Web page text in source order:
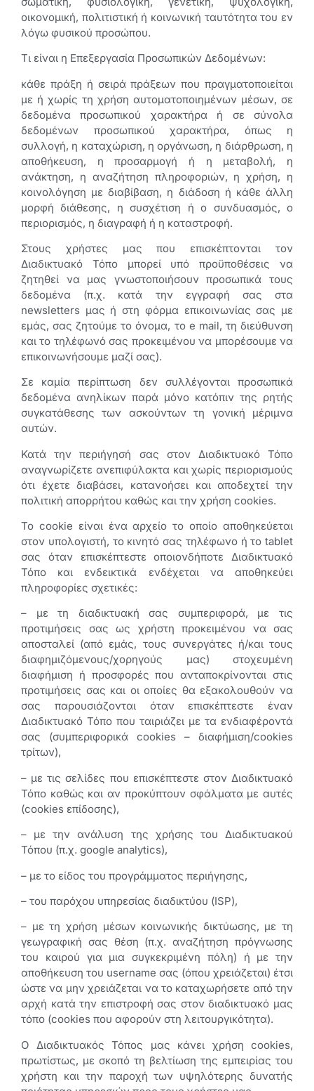
οικονομική, πολιτιστική ή κοινωνική ταυτότητα του εν
λόγω φυσικού προσώπου.
Τι είναι η Επεξεργασία Προσωπικών Δεδομένων:
κάθε πράξη ή σειρά πράξεων που πραγματοποιείται
με ή χωρίς τη χρήση αυτοματοποιημένων μέσων, σε
δεδομένα προσωπικού χαρακτήρα ή σε σύνολα
δεδομένων προσωπικού χαρακτήρα, όπως η
συλλογή, η καταχώριση, η οργάνωση, η διάρθρωση, η
αποθήκευση, η προσαρμογή ή η μεταβολή, η
ανάκτηση, η αναζήτηση πληροφοριών, η χρήση, η
κοινολόγηση με διαβίβαση, η διάδοση ή κάθε άλλη
μορφή διάθεσης, η συσχέτιση ή ο συνδυασμός, ο
περιορισμός, η διαγραφή ή η καταστροφή.
Στους χρήστες μας που επισκέπτονται τον
Διαδικτυακό Τόπο μπορεί υπό προϋποθέσεις να
ζητηθεί να μας γνωστοποιήσουν προσωπικά τους
δεδομένα (π.χ. κατά την εγγραφή σας στα
newsletters μας ή στη φόρμα επικοινωνίας σας με
εμάς, σας ζητούμε το όνομα, το e mail, τη διεύθυνση
και το τηλέφωνό σας προκειμένου να μπορέσουμε να
επικοινωνήσουμε μαζί σας).
Σε καμία περίπτωση δεν συλλέγονται προσωπικά
δεδομένα ανηλίκων παρά μόνο κατόπιν της ρητής
συγκατάθεσης των ασκούντων τη γονική μέριμνα
αυτών.
Κατά την περιήγησή σας στον Διαδικτυακό Τόπο
αναγνωρίζετε ανεπιφύλακτα και χωρίς περιορισμούς
ότι έχετε διαβάσει, κατανοήσει και αποδεχτεί την
πολιτική απορρήτου καθώς και την χρήση cookies.
Το cookie είναι ένα αρχείο το οποίο αποθηκεύεται
στον υπολογιστή, το κινητό σας τηλέφωνο ή το tablet
σας όταν επισκέπτεστε οποιονδήποτε Διαδικτυακό
Τόπο και ενδεικτικά ενδέχεται να αποθηκεύει
πληροφορίες σχετικές:
– με τη διαδικτυακή σας συμπεριφορά, με τις
προτιμήσεις σας ως χρήστη προκειμένου να σας
αποσταλεί (από εμάς, τους συνεργάτες ή/και τους
διαφημιζόμενους/χορηγούς μας) στοχευμένη
διαφήμιση ή προσφορές που ανταποκρίνονται στις
προτιμήσεις σας και οι οποίες θα εξακολουθούν να
σας παρουσιάζονται όταν επισκέπτεστε έναν
Διαδικτυακό Τόπο που ταιριάζει με τα ενδιαφέροντά
σας (συμπεριφορικά cookies – διαφήμιση/cookies
τρίτων),
– με τις σελίδες που επισκέπτεστε στον Διαδικτυακό
Τόπο καθώς και αν προκύπτουν σφάλματα με αυτές
(cookies επίδοσης),
– με την ανάλυση της χρήσης του Διαδικτυακού
Τόπου (π.χ. google analytics),
– με το είδος του προγράμματος περιήγησης,
– του παρόχου υπηρεσίας διαδικτύου (ISP),
– με τη χρήση μέσων κοινωνικής δικτύωσης, με τη
γεωγραφική σας θέση (π.χ. αναζήτηση πρόγνωσης
του καιρού για μια συγκεκριμένη πόλη) ή με την
αποθήκευση του username σας (όπου χρειάζεται) έτσι
ώστε να μην χρειάζεται να το καταχωρήσετε από την
αρχή κατά την επιστροφή σας στον διαδικτυακό μας
τόπο (cookies που αφορούν στη λειτουργικότητα).
Ο Διαδικτυακός Τόπος μας κάνει χρήση cookies,
πρωτίστως, με σκοπό τη βελτίωση της εμπειρίας του
χρήστη και την παροχή των υψηλότερης δυνατής